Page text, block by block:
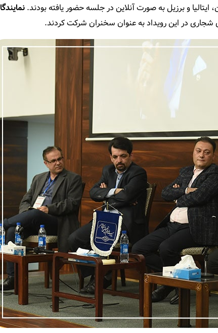
ایتالیا و برزیل به صورت آنلاین در جلسه حضور یافته بودند.
در این رویداد به عنوان سخنران شرکت کردند.